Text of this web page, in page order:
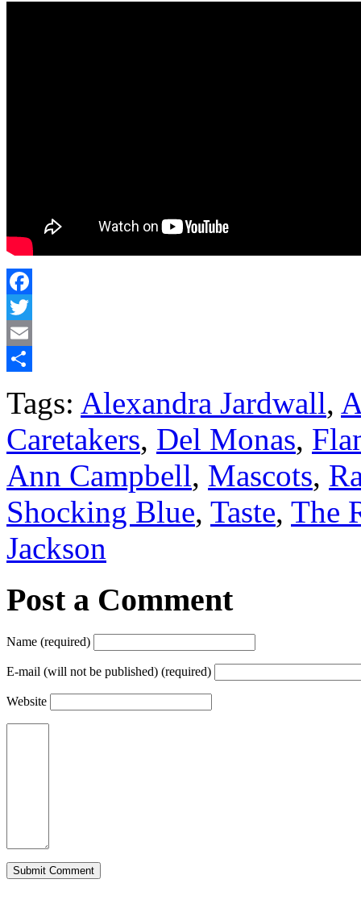
Facebook
Twitter
Email
Tags: Alexandra Jardwall,
Caretakers, Del Monas,
Ann Campbell, Mascots,
Shocking Blue, Taste, The
Jackson
Post a Comment
Name (required)
E-mail (will not be published) (required)
Website